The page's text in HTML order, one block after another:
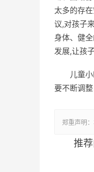
太多的存
议,对孩子
身体、健
发展,让孩
儿童
要不断调
郑重声明
推